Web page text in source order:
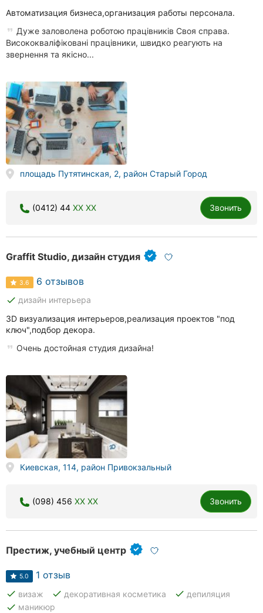
Автоматизация бизнеса,организация работы персонала.
Дуже заловолена роботою працівників Своя справа.
Висококваліфіковані працівники, швидко реагують на
звернення та якісно...
площадь Путятинская, 2, район Старый Город
(0412) 44 XX XX Звонить
Graffit Studio, дизайн студия
3.6 6 отзывов
done дизайн интерьера
3D визуализация интерьеров,реализация проектов "под
ключ",подбор декора.
Очень достойная студия дизайна!
Киевская, 114, район Привокзальный
(098) 456 XX XX Звонить
Престиж, учебный центр
5.0 1 отзыв
done визаж done декоративная косметика done депиляция
done маникюр